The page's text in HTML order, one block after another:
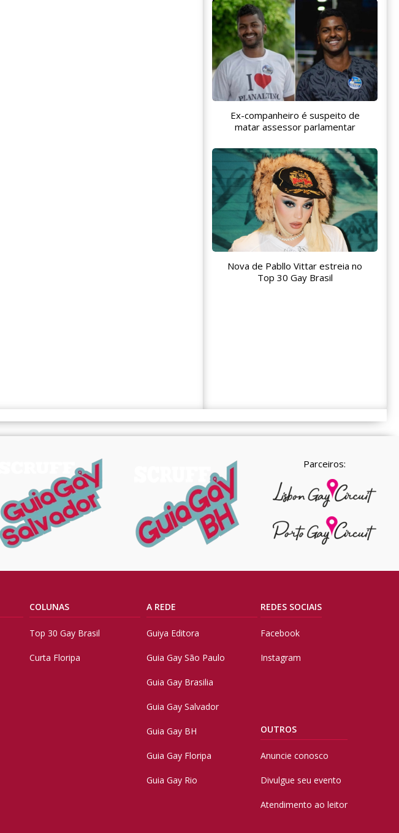
Ex-companheiro é suspeito de
matar assessor parlamentar
Nova de Pabllo Vittar estreia no
Top 30 Gay Brasil
Parceiros:
COLUNAS
Top 30 Gay Brasil
Curta Floripa
A REDE
Guiya Editora
Guia Gay São Paulo
Guia Gay Brasilia
Guia Gay Salvador
Guia Gay BH
Guia Gay Floripa
Guia Gay Rio
REDES SOCIAIS
Facebook
Instagram
OUTROS
Anuncie conosco
Divulgue seu evento
Atendimento ao leitor